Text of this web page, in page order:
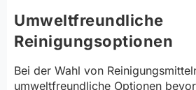
Umweltfreundliche
Reinigungsoptionen
Bei der Wahl von
umweltfreundliche Optionen